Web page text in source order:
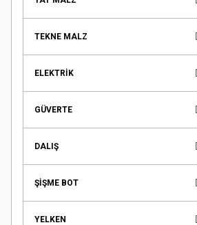
TEKNE MALZ
ELEKTRİK
GÜVERTE
DALIŞ
ŞİŞME BOT
YELKEN